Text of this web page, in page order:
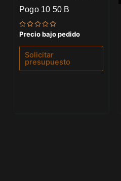
Pogo 10 50 B
Valorado
0
de
Precio bajo pedido
Solicitar
presupuesto